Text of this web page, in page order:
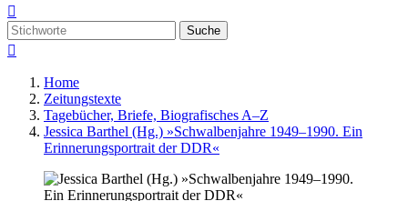

Suche

Home
Zeitungstexte
Tagebücher, Briefe, Biografisches A–Z
Jessica Barthel (Hg.) »Schwalbenjahre 1949–1990. Ein
Erinnerungsportrait der DDR«